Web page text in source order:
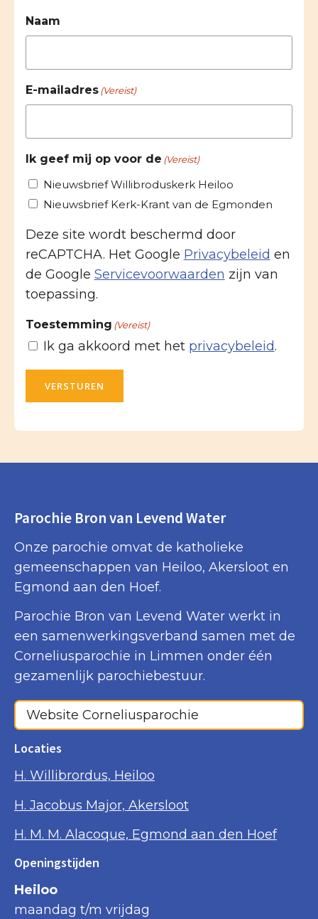
Naam
E-mailadres (Vereist)
Ik geef mij op voor de (Vereist)
Nieuwsbrief Willibroduskerk Heiloo
Nieuwsbrief Kerk-Krant van de Egmonden
Deze site wordt beschermd door
reCAPTCHA. Het Google Privacybeleid en
de Google Servicevoorwaarden zijn van
toepassing.
Toestemming (Vereist)
Ik ga akkoord met het privacybeleid.
VERSTUREN
Parochie Bron van Levend Water
Onze parochie omvat de katholieke
gemeenschappen van Heiloo, Akersloot en
Egmond aan den Hoef.
Parochie Bron van Levend Water werkt in
een samenwerkingsverband samen met de
Corneliusparochie in Limmen onder één
gezamenlijk parochiebestuur.
Website Corneliusparochie
Locaties
H. Willibrordus, Heiloo
H. Jacobus Major, Akersloot
H. M. M. Alacoque, Egmond aan den Hoef
Openingstijden
Heiloo
maandag t/m vrijdag